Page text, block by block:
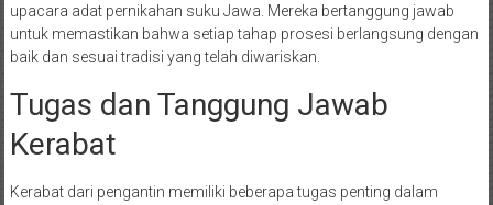
upacara adat pernikahan suku Jawa. Mereka bertanggung jawab
untuk memastikan bahwa setiap tahap prosesi berlangsung dengan
baik dan sesuai tradisi yang telah diwariskan.
Tugas dan Tanggung Jawab
Kerabat
Kerabat dari pengantin memiliki beberapa tugas penting dalam